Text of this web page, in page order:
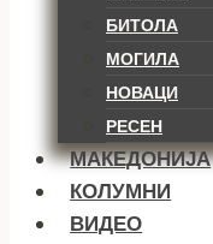
БИТОЛА
МОГИЛА
НОВАЦИ
РЕСЕН
МАКЕДОНИЈА
КОЛУМНИ
ВИДЕО